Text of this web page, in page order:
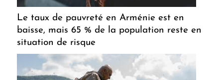
Le taux de pauvreté en Arménie est en
baisse, mais 65 % de la population reste en
situation de risque